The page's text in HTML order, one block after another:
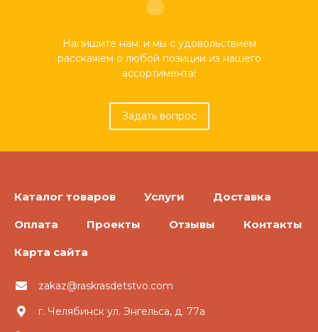
Напишите нам, и мы с удовольствием
расскажем о любой позиции из нашего
ассортимента!
Задать вопрос
Каталог товаров Услуги Доставка
Оплата Проекты Отзывы Контакты
Карта сайта
zakaz@raskrasdetstvo.com
г. Челябинск ул. Энгельса, д. 77а